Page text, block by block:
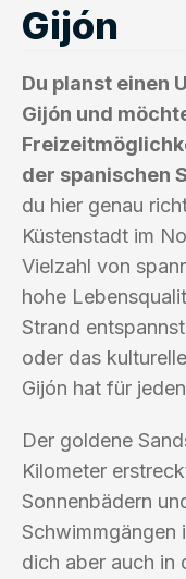
Gijón
Du planst einen
Gijón und
der spanischen
du hier genau
Küstenstadt im
Vielzahl von
hohe
Strand
oder das
Gijón hat für
Der goldene
Kilometer
Sonnenbädern
Schwimmgängen
dich aber auch in